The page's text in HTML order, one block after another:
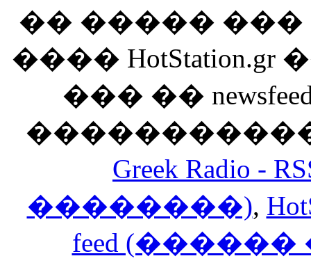
�� �����
����
��� ��
Greek Radio
��������),
feed